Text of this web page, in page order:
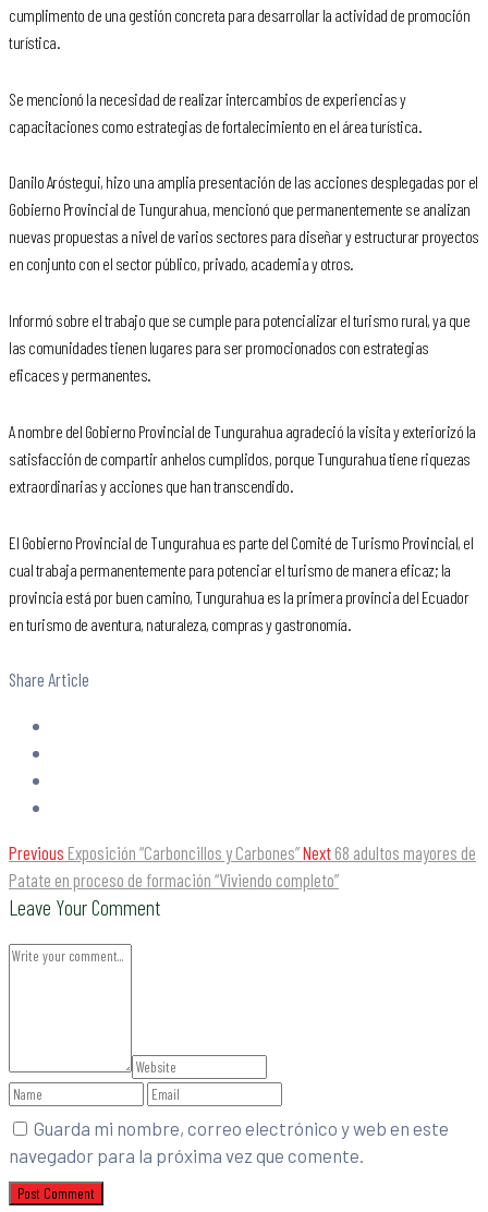
cumplimento de una gestión concreta para desarrollar la actividad de promoción
turística.
Se mencionó la necesidad de realizar intercambios de experiencias y
capacitaciones como estrategias de fortalecimiento en el área turística.
Danilo Aróstegui, hizo una amplia presentación de las acciones desplegadas por el
Gobierno Provincial de Tungurahua, mencionó que permanentemente se analizan
nuevas propuestas a nivel de varios sectores para diseñar y estructurar proyectos
en conjunto con el sector público, privado, academia y otros.
Informó sobre el trabajo que se cumple para potencializar el turismo rural, ya que
las comunidades tienen lugares para ser promocionados con estrategias
eficaces y permanentes.
A nombre del Gobierno Provincial de Tungurahua agradeció la visita y exteriorizó la
satisfacción de compartir anhelos cumplidos, porque Tungurahua tiene riquezas
extraordinarias y acciones que han transcendido.
El Gobierno Provincial de Tungurahua es parte del Comité de Turismo Provincial, el
cual trabaja permanentemente para potenciar el turismo de manera eficaz; la
provincia está por buen camino, Tungurahua es la primera provincia del Ecuador
en turismo de aventura, naturaleza, compras y gastronomía.
Share Article
Previous Exposición “Carboncillos y Carbones”Next 68 adultos mayores de
Patate en proceso de formación “Viviendo completo”
Leave Your Comment
Guarda mi nombre, correo electrónico y web en este
navegador para la próxima vez que comente.